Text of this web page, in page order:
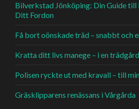
Bilverkstad Jönköping: Din Guide till
Ditt Fordon
Få bort oönskade träd – snabbt och
Kratta ditt livs manege – i en
Polisen ryckte ut med kravall – till
Gräsklipparens renässans i Vårgårda